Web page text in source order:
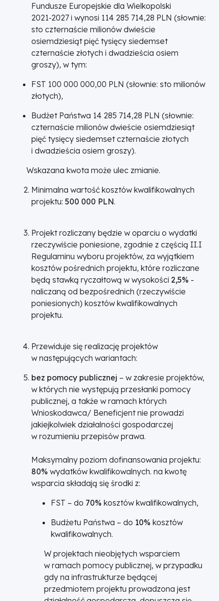
Fundusze Europejskie dla Wielkopolski
2021‑2027 i wynosi 114 285 714,28 PLN (słownie:
sto czternaście milionów dwieście
osiemdziesiąt pięć tysięcy siedemset
czternaście złotych i dwadzieścia osiem
groszy), w tym:
FST 100 000 000,00 PLN (słownie: sto milionów
złotych),
Budżet Państwa 14 285 714,28 PLN (słownie:
czternaście milionów dwieście osiemdziesiąt
pięć tysięcy siedemset czternaście złotych
i dwadzieścia osiem groszy).
Wskazana kwota może ulec zmianie.
Minimalna wartość kosztów kwalifikowalnych
projektu: 500 000 PLN.
Projekt rozliczany będzie w oparciu o wydatki
rzeczywiście poniesione, zgodnie z częścią II.I
Regulaminu wyboru projektów, za wyjątkiem
kosztów pośrednich projektu, które rozliczane
będą stawką ryczałtową w wysokości 2,5% -
naliczaną od bezpośrednich (rzeczywiście
poniesionych) kosztów kwalifikowalnych
projektu.
Przewiduje się realizację projektów
w następujących wariantach:
bez pomocy publicznej – w zakresie projektów,
w których nie występują przesłanki pomocy
publicznej, a także w ramach których
Wnioskodawca/ Beneficjent nie prowadzi
jakiejkolwiek działalności gospodarczej
w rozumieniu przepisów prawa.
Maksymalny poziom dofinansowania projektu:
80% wydatków kwalifikowalnych. na kwotę
wsparcia składają się środki z:
FST – do 70% kosztów kwalifikowalnych,
Budżetu Państwa – do 10% kosztów
kwalifikowalnych.
W projektach nieobjętych wsparciem
w ramach pomocy publicznej, w przypadku
gdy na infrastrukturze będącej
przedmiotem projektu prowadzona jest